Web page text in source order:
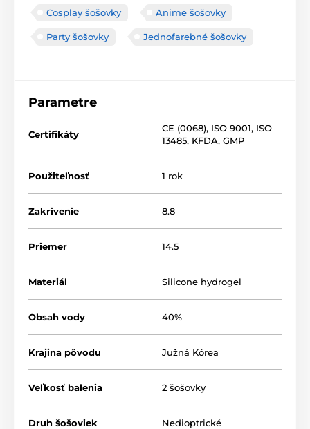
Cosplay šošovky Anime šošovky
Party šošovky Jednofarebné šošovky
Parametre
Certifikáty
CE (0068), ISO 9001, ISO
13485, KFDA, GMP
Použiteľnosť 1 rok
Zakrivenie 8.8
Priemer 14.5
Materiál Silicone hydrogel
Obsah vody 40%
Krajina pôvodu Južná Kórea
Veľkosť balenia 2 šošovky
Druh šošoviek Nedioptrické